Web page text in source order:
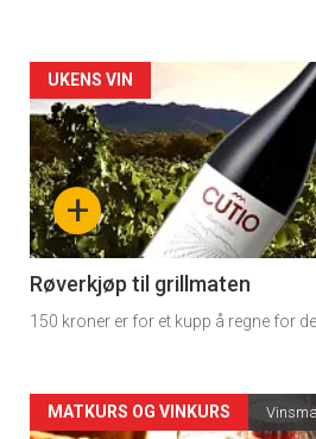
Forsiden
akkurat
nå
-
4
+
UKENS VIN
Røverkjøp til grillmaten
150 kroner er for et kupp å regne for
Forsiden
MATKURS OG VINKURS